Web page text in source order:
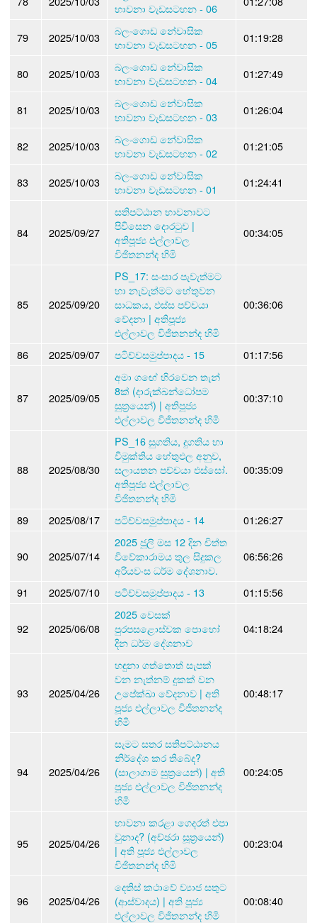
භාවනා වැඩසටහන - 06
79 2025/10/03
බලංගොඩ නේවාසික
භාවනා වැඩසටහන - 05
01:19:28
80 2025/10/03
බලංගොඩ නේවාසික
භාවනා වැඩසටහන - 04
01:27:49
81 2025/10/03
බලංගොඩ නේවාසික
භාවනා වැඩසටහන - 03
01:26:04
82 2025/10/03
බලංගොඩ නේවාසික
භාවනා වැඩසටහන - 02
01:21:05
83 2025/10/03
බලංගොඩ නේවාසික
භාවනා වැඩසටහන - 01
01:24:41
84 2025/09/27
සතිපට්ඨාන භාවනාවට
පිවිසෙන දොරටුව |
අතිපූජ්‍ය එල්ලාවල
විජිතනන්ද හිමි
00:34:05
85 2025/09/20
PS_17: සංසාර පැවැත්මට
හා නැවැත්මට හේතුවන
සාධකය, ඵස්ස පච්චයා
වේදනා | අතිපූජ්‍ය
එල්ලාවල විජිතනන්ද හිමි
00:36:06
86 2025/09/07 පටිච්චසමුප්පාදය - 15 01:17:56
87 2025/09/05
අමා ගඟේ හිරවෙන තැන්
8ක් (දාරුක්ඛන්ධෝපම
සුත්‍රයෙන්) | අතිපූජ්‍ය
එල්ලාවල විජිතනන්ද හිමි
00:37:10
88 2025/08/30
PS_16 සුගතිය, දුගතිය හා
විමුක්තිය හේතුඵල අනුව,
සලායතන පච්චයා ඵස්සෝ.
අතිපූජ්‍ය එල්ලාවල
විජිතනන්ද හිමි
00:35:09
89 2025/08/17 පටිච්චසමුප්පාදය - 14 01:26:27
90 2025/07/14
2025 ජූලි මස 12 දින චිත්ත
විවේකාරාමය තුල සිදුකල
අරියවංස ධර්ම දේශනාව.
06:56:26
91 2025/07/10 පටිච්චසමුප්පාදය - 13 01:15:56
92 2025/06/08
2025 වෙසක්
පුරපසළොස්වක පොහෝ
දින ධර්ම දේශනාව
04:18:24
93 2025/04/26
හඳුනා ගත්තොත් සැපක්
වන නැත්නම් දුකක් වන
උපේක්ඛා වේදනාව | අති
පූජ්‍ය එල්ලාවල විජිතනන්ද
හිමි
00:48:17
94 2025/04/26
සැමට සතර සතිපට්ඨානය
නිර්දේශ කර තිබේද?
(සාලාගාම සුත්‍රයෙන්) | අති
පූජ්‍ය එල්ලාවල විජිතනන්ද
හිමි
00:24:05
95 2025/04/26
භාවනා කරළා ගෙදරත් එපා
වුනාද? (අච්ඡරා සූත්‍රයෙන්)
| අති පූජ්‍ය එල්ලාවල
විජිතනන්ද හිමි
00:23:04
96 2025/04/26
දෙතිස් කථාවේ ව්‍යාජ සතුට
(ආස්වාදය) | අති පූජ්‍ය
එල්ලාවල විජිතනන්ද හිමි
00:08:40